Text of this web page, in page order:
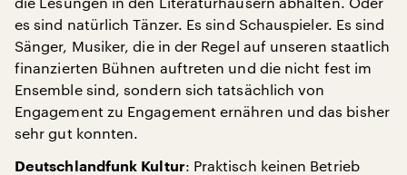
es sind natürlich Tänzer. Es sind Schauspieler. Es sind
Sänger, Musiker, die in der Regel auf unseren staatlich
finanzierten Bühnen auftreten und die nicht fest im
Ensemble sind, sondern sich tatsächlich von
Engagement zu Engagement ernähren und das bisher
sehr gut konnten.
Deutschlandfunk Kultur: Praktisch keinen Betrieb